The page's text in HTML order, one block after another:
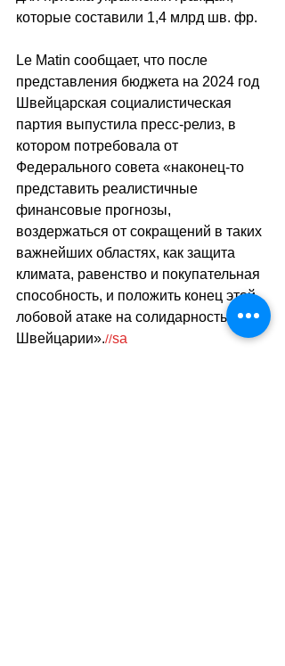
которые составили 1,4 млрд шв. фр.
Le Matin сообщает, что после
представления бюджета на 2024 год
Швейцарская социалистическая
партия выпустила пресс-релиз, в
котором потребовала от
Федерального совета «наконец-то
представить реалистичные
финансовые прогнозы,
воздержаться от сокращений в таких
важнейших областях, как защита
климата, равенство и покупательная
способность, и положить конец этой
лобовой атаке на солидарность
Швейцарии».//sa